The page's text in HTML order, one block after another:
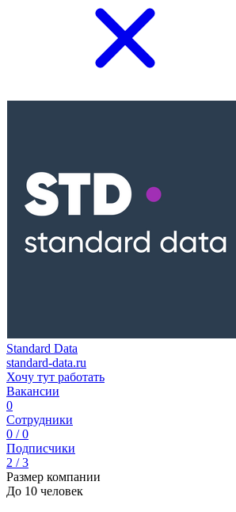
Standard Data
standard-data.ru
Хочу тут работать
Вакансии
0
Сотрудники
0 / 0
Подписчики
2 / 3
Размер компании
До 10 человек